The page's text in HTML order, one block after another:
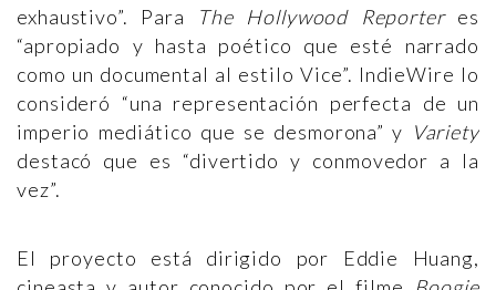
exhaustivo”. Para
The Hollywood Reporter es
“apropiado y hasta poético que esté narrado
como un documental al estilo Vice”. IndieWire lo
consideró “una representación perfecta de un
imperio mediático que se desmorona” y Variety
destacó que es “divertido y conmovedor a la
vez”.
El proyecto está dirigido por Eddie Huang,